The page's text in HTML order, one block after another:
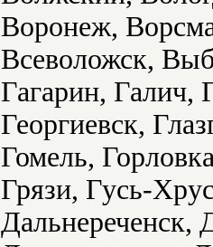
Воронеж,
Всеволожск,
Гагарин, Галич,
Георгиевск,
Гомель,
Грязи, Гусь-
Дальнереченск,